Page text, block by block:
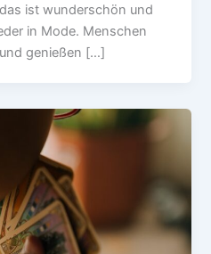
ist wunderschön und
in Mode. Menschen
genießen […]